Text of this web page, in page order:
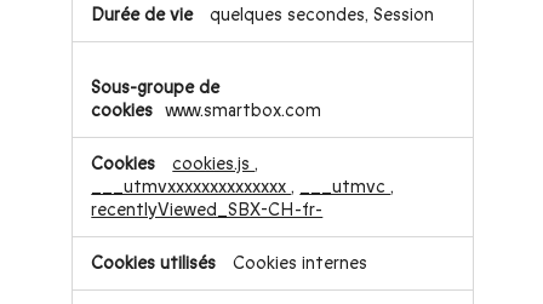
quelques secondes, Session
www.smartbox.com
cookies.js,
___utmvxxxxxxxxxxxxxx, ___utmvc,
recentlyViewed_SBX-CH-fr-
Cookies internes